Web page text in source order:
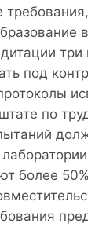
под
по
более